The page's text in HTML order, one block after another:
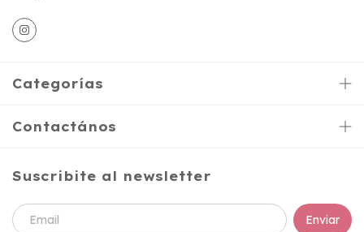
Categorías
Contactános
Suscribite al newsletter